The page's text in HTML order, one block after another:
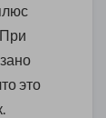
это